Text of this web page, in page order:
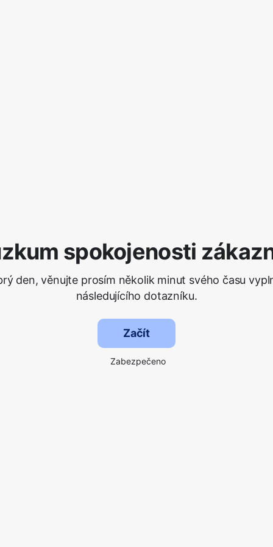
spokojenosti
den, věnujte prosím několik minut svého času
následujícího dotazníku.
Začít
Zabezpečeno